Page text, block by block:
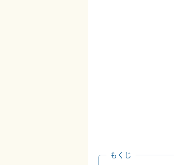
もくじ